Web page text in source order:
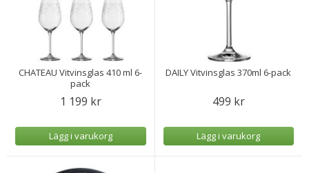
CHATEAU Vitvinsglas 410 ml 6-
pack
1 199 kr
Lägg i varukorg
DAILY Vitvinsglas 370ml 6-pack
499 kr
Lägg i varukorg